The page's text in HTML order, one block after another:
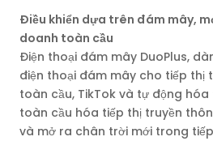
Điều khiển dựa trên đám mây,
doanh toàn cầu
Điện thoại đám mây DuoPlus,
điện thoại đám mây cho tiếp thị
toàn cầu, TikTok và tự động
toàn cầu hóa tiếp thị truyền
và mở ra chân trời mới trong